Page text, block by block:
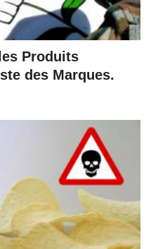
Produits
des Marques.